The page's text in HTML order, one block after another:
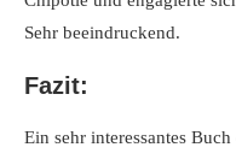
Sehr beeindruckend.
Fazit:
Ein sehr interessantes